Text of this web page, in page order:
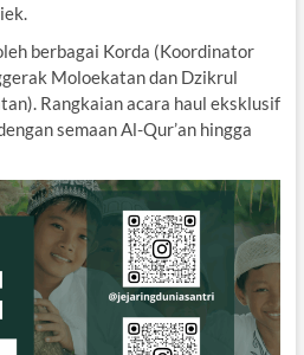
berbagai Korda (Koordinator
Moloekatan dan Dzikrul
Rangkaian acara haul eksklusif
semaan Al-Qur’an hingga